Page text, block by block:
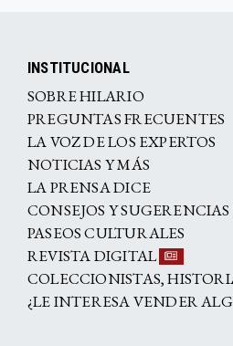
INSTITUCIONAL
SOBRE HILARIO
PREGUNTAS FRECUENTES
LA VOZ DE LOS EXPERTOS
NOTICIAS Y MÁS
LA PRENSA DICE
CONSEJOS Y SUGERENCIAS
PASEOS CULTURALES
REVISTA DIGITAL
COLECCIONISTAS,
¿LE INTERESA VENDER